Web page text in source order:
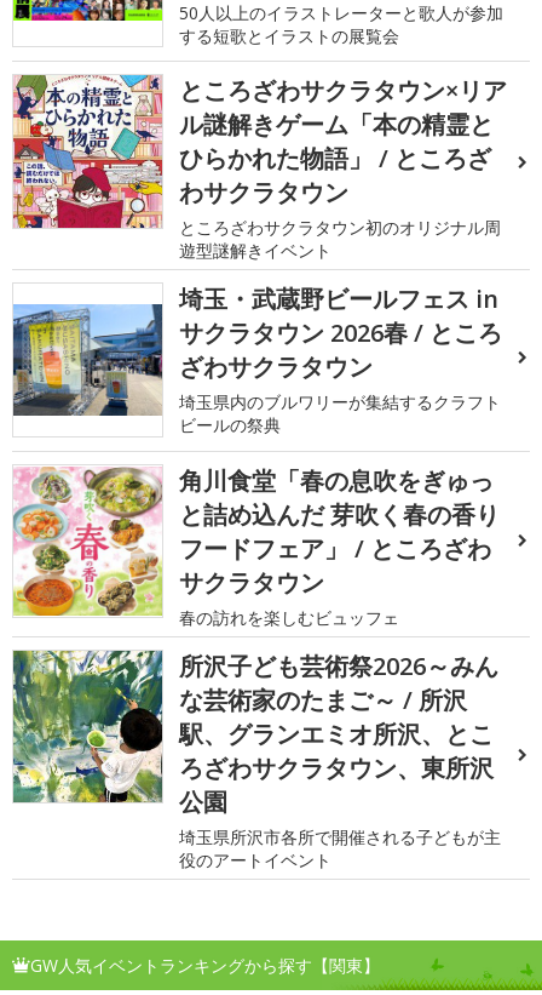
50人以上のイラストレーターと歌人が参加
する短歌とイラストの展覧会
ところざわサクラタウン×リア
ル謎解きゲーム「本の精霊と
ひらかれた物語」 / ところざ
わサクラタウン
ところざわサクラタウン初のオリジナル周
遊型謎解きイベント
埼玉・武蔵野ビールフェス in
サクラタウン 2026春 / ところ
ざわサクラタウン
埼玉県内のブルワリーが集結するクラフト
ビールの祭典
角川食堂「春の息吹をぎゅっ
と詰め込んだ 芽吹く春の香り
フードフェア」 / ところざわ
サクラタウン
春の訪れを楽しむビュッフェ
所沢子ども芸術祭2026～みん
な芸術家のたまご～ / 所沢
駅、グランエミオ所沢、とこ
ろざわサクラタウン、東所沢
公園
埼玉県所沢市各所で開催される子どもが主
役のアートイベント
GW人気イベントランキングから探す【関東】